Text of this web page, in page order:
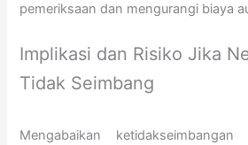
pemeriksaan dan mengurangi biaya
Implikasi dan Risiko Jika
Tidak Seimbang
Mengabaikan